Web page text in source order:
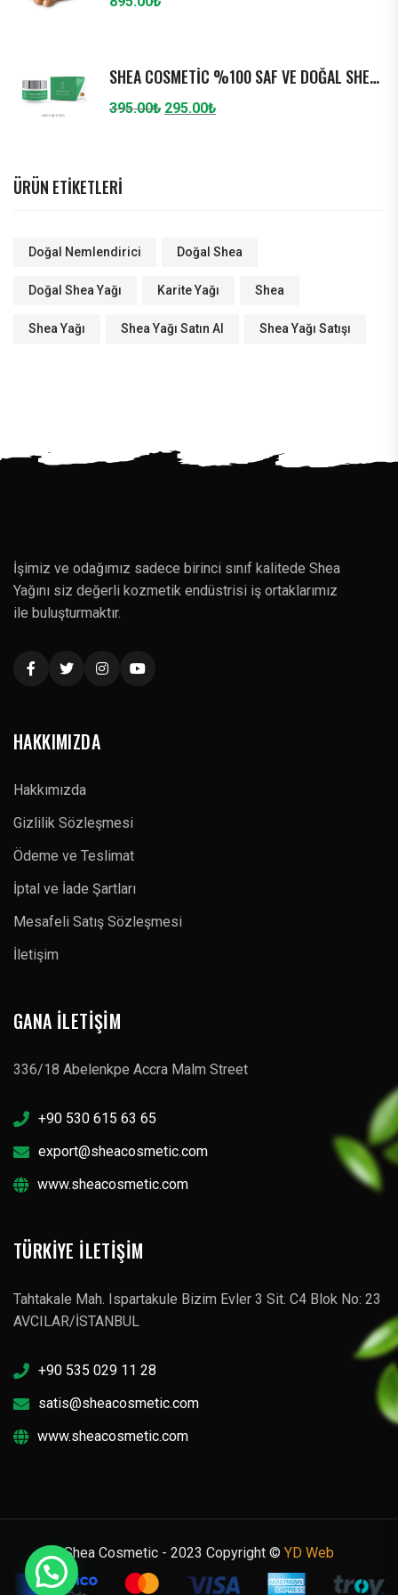
SHEA COSMETIC %100 SAF VE DOĞAL SHEA YAĞI (KARITE YAĞI) 50 ML NEMLENDIRICI
395.00₺ Orijinal
295.00₺Şu
ÜRÜN ETIKETLERI
Doğal Nemlendirici Doğal Shea
Doğal Shea Yağı Karite Yağı Shea
Shea Yağı Shea Yağı Satın Al Shea Yağı Satışı
İşimiz ve odağımız sadece birinci sınıf kalitede Shea
Yağını siz değerli kozmetik endüstrisi iş ortaklarımız
ile buluşturmaktır.
HAKKIMIZDA
Hakkımızda
Gizlilik Sözleşmesi
Ödeme ve Teslimat
İptal ve İade Şartları
Mesafeli Satış Sözleşmesi
İletişim
GANA İLETIŞIM
336/18 Abelenkpe Accra Malm Street
+90 530 615 63 65
export@sheacosmetic.com
www.sheacosmetic.com
TÜRKIYE İLETIŞIM
Tahtakale Mah. Ispartakule Bizim Evler 3 Sit. C4 Blok No: 23
AVCILAR/İSTANBUL
+90 535 029 11 28
satis@sheacosmetic.com
www.sheacosmetic.com
Shea Cosmetic - 2023 Copyright © YD Web